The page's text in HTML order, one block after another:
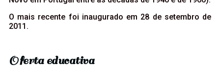
O mais recente foi inaugurado em 28 de setembro de
2011.
Oferta educativa